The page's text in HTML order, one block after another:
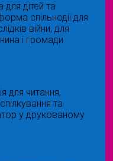
дітей та
спільнодії для
війни, для
і громади
для читання,
та
у друкованому